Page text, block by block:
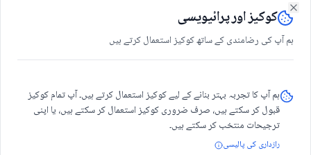
فرمایا پُر خطر گھاٹیوں سے یوں اترنا جیسے کبھی
اترے ہی نہیں ! اور جو چار سُو بکھرے فریب ہیں وہ
جدائیوں کے ہی ماخذ ہیں اب کہ صدیوں کی تھکن سے
چُور اپنے بسیرے پر لوٹا ہوں ! خواجہ بختیاؔر کے نان
بائی نے پوچھا آپ کافی لیں گے؟ ہم کیا بتاتے ، کہے بس
یہی ”کافی“ ہے! اور غور کرنے لگے؛ ؎ لطف ِکلام کیا
کوکیز اور پرائیویسی
ہم آپ کی رضامندی کے ساتھ کوکیز استعمال کرتے ہیں
ہم آپ کا تجربہ بہتر بنانے کے لیے کوکیز استعمال کرتے ہیں۔ آپ تمام کوکیز
قبول کر سکتے ہیں، صرف ضروری کوکیز استعمال کر سکتے ہیں، یا اپنی
ترجیحات منتخب کر سکتے ہیں۔
رازداری کی پالیسی
Close